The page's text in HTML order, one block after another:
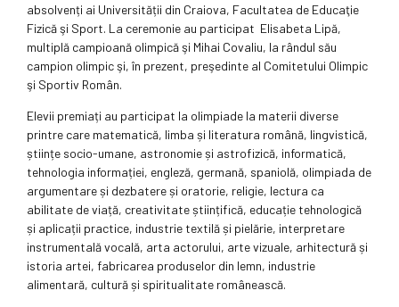
absolvenți ai Universității din Craiova, Facultatea de Educaţie
Fizică şi Sport. La ceremonie au participat Elisabeta Lipă,
multiplă campioană olimpică şi Mihai Covaliu, la rândul său
campion olimpic şi, în prezent, preşedinte al Comitetului Olimpic
şi Sportiv Român.
Elevii premiați au participat la olimpiade la materii diverse
printre care matematică, limba și literatura română, lingvistică,
științe socio-umane, astronomie și astrofizică, informatică,
tehnologia informației, engleză, germană, spaniolă, olimpiada de
argumentare și dezbatere și oratorie, religie, lectura ca
abilitate de viață, creativitate științifică, educație tehnologică
și aplicații practice, industrie textilă și pielărie, interpretare
instrumentală vocală, arta actorului, arte vizuale, arhitectură și
istoria artei, fabricarea produselor din lemn, industrie
alimentară, cultură și spiritualitate românească.